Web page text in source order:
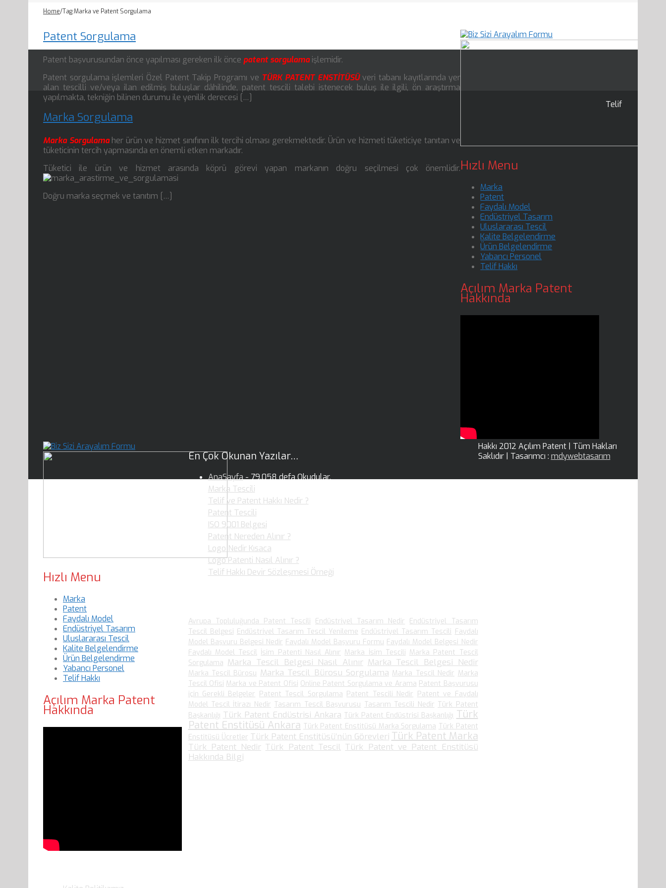
Home/Tag:Marka ve Patent Sorgulama
Patent Sorgulama
Patent başvurusundan önce yapılması gereken ilk önce patent sorgulamaişlemidir.
Patent sorgulama işlemleri Özel Patent Takip Programı ve TÜRK PATENT ENSTİTÜSÜ veri tabanı kayıtlarında yer
alan tescilli ve/veya ilan edilmiş buluşlar dâhilinde, patent tescili talebi istenecek buluş ile ilgili, ön araştırma
yapılmakta, tekniğin bilinen durumu ile yenilik derecesi […]
Marka Sorgulama
Marka Sorgulamaher ürün ve hizmet sınıfının ilk tercihi olması gerekmektedir. Ürün ve hizmeti tüketiciye tanıtan ve
tüketicinin tercih yapmasında en önemli etken markadır.
Tüketici ile ürün ve hizmet arasında köprü görevi yapan markanın doğru seçilmesi çok önemlidir.
Doğru marka seçmek ve tanıtım […]
Hızlı Menu
Marka
Patent
Faydalı Model
Endüstriyel Tasarım
Uluslararası Tescil
Kalite Belgelendirme
Ürün Belgelendirme
Yabancı Personel
Telif Hakkı
Açılım Marka Patent
Hakkında
Hızlı Menu
Marka
Patent
Faydalı Model
Endüstriyel Tasarım
Uluslararası Tescil
Kalite Belgelendirme
Ürün Belgelendirme
Yabancı Personel
Telif Hakkı
Açılım Marka Patent
Hakkında
En Çok Okunan Yazılar…
AnaSayfa- 79.058 defa Okudular.
Marka Tescili
Telif ve Patent Hakkı Nedir ?
Patent Tescili
ISO 9001 Belgesi
Patent Nereden Alınır ?
Logo Nedir Kısaca
Logo Patenti Nasıl Alınır ?
Telif Hakkı Devir Sözleşmesi Örneği
Avrupa Topluluğunda Patent Tescili Endüstriyel Tasarım Nedir Endüstriyel Tasarım
Tescil Belgesi Endüstriyel Tasarım Tescil Yenileme Endüstriyel Tasarım Tescili Faydalı
Model Başvuru Belgesi Nedir Faydalı Model Başvuru Formu Faydalı Model Belgesi Nedir
Faydalı Model Tescil İsim Patenti Nasıl Alınır Marka İsim Tescili Marka Patent Tescil
Sorgulama Marka Tescil Belgesi Nasıl Alınır Marka Tescil Belgesi Nedir
Marka Tescil Bürosu Marka Tescil Bürosu Sorgulama Marka Tescil Nedir Marka
Tescil Ofisi Marka ve Patent Ofisi Online Patent Sorgulama ve Arama Patent Başvurusu
için Gerekli Belgeler Patent Tescil Sorgulama Patent Tescili Nedir Patent ve Faydalı
Model Tescil İtirazı Nedir Tasarım Tescil Başvurusu Tasarım Tescili Nedir Türk Patent
Başkanlığı Türk Patent Endüstrisi Ankara Türk Patent Endüstrisi Başkanlığı Türk
Patent Enstitüsü Ankara Türk Patent Enstitüsü Marka Sorgulama Türk Patent
Enstitüsü Ücretler Türk Patent Enstitüsü’nün Görevleri Türk Patent Marka
Türk Patent Nedir Türk Patent Tescil Türk Patent ve Patent Enstitüsü
Hakkında Bilgi
Telif
Hakkı 2012 Açılım Patent | Tüm Hakları
Saklıdır | Tasarımcı : mdywebtasarım